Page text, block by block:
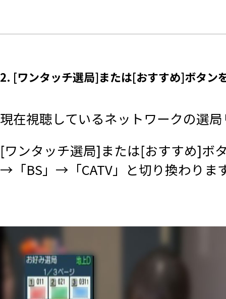
2. [ワンタッチ選局]または[おすすめ]ボタン
現在視聴しているネットワークの選
[ワンタッチ選局]または[おすすめ]ボ
→「BS」→「CATV」と切り換わりま